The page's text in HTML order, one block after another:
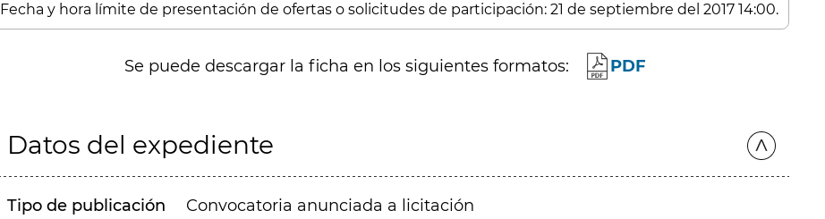
Fecha y hora límite de presentación de ofertas o solicitudes de participación: 21 de septiembre del 2017 14:00.
Se puede descargar la ficha en los siguientes formatos: PDF
Datos del expediente
Tipo de publicación Convocatoria anunciada a licitación